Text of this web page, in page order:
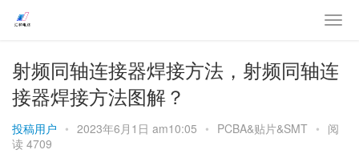
射频同轴连接器焊接方法，射频同轴连
接器焊接方法图解？
投稿用户 • 2023年6月1日 am10:05 • PCBA&贴片&SMT • 阅
读 4709